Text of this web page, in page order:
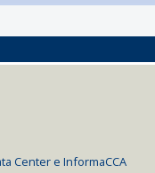
Center e InformaCCA